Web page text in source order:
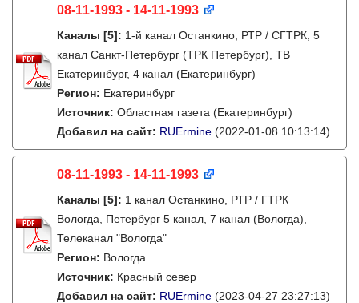
08-11-1993 - 14-11-1993
Каналы [5]: 1-й канал Останкино, РТР / СГТРК, 5
канал Санкт-Петербург (ТРК Петербург), ТВ
Екатеринбург, 4 канал (Екатеринбург)
Регион: Екатеринбург
Источник: Областная газета (Екатеринбург)
Добавил на сайт: RUErmine (2022-01-08 10:13:14)
08-11-1993 - 14-11-1993
Каналы [5]: 1 канал Останкино, РТР / ГТРК
Вологда, Петербург 5 канал, 7 канал (Вологда),
Телеканал "Вологда"
Регион: Вологда
Источник: Красный север
Добавил на сайт: RUErmine (2023-04-27 23:27:13)